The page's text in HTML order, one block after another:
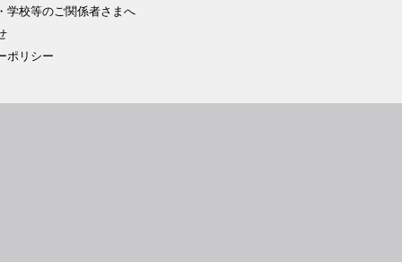
学校等のご関係者さまへ
ポリシー